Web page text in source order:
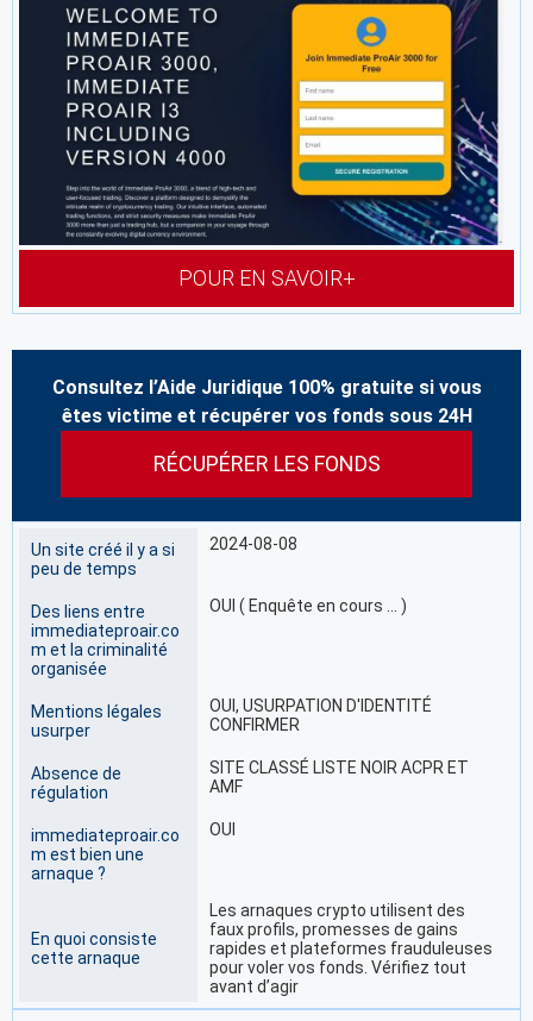
POUR EN SAVOIR+
Consultez l’Aide Juridique 100% gratuite si vous
êtes victime et récupérer vos fonds sous 24H
RÉCUPÉRER LES FONDS
Un site créé il y a si
peu de temps
2024-08-08
Des liens entre
immediateproair.co
m et la criminalité
organisée
OUI ( Enquête en cours … )
Mentions légales
usurper
OUI, USURPATION D'IDENTITÉ
CONFIRMER
Absence de
régulation
SITE CLASSÉ LISTE NOIR ACPR ET
AMF
immediateproair.co
m est bien une
arnaque ?
OUI
En quoi consiste
cette arnaque
Les arnaques crypto utilisent des
faux profils, promesses de gains
rapides et plateformes frauduleuses
pour voler vos fonds. Vérifiez tout
avant d’agir